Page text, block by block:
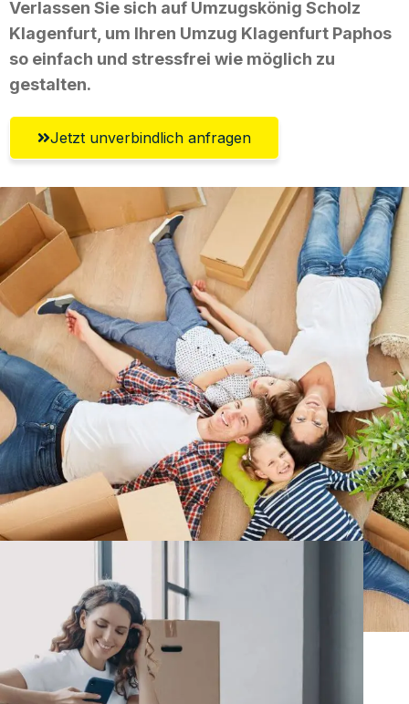
Verlassen Sie sich auf Umzugskönig Scholz
Klagenfurt, um Ihren Umzug Klagenfurt Paphos
so einfach und stressfrei wie möglich zu
gestalten.
Jetzt unverbindlich anfragen